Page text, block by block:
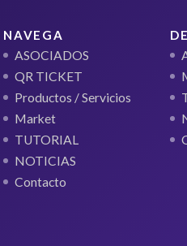
NAVEGA
ASOCIADOS
QR TICKET
Productos / Servicios
Market
TUTORIAL
NOTICIAS
Contacto